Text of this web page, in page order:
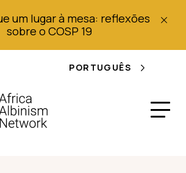
um lugar à mesa: reflexões
sobre o COSP 19
PORTUGUÊS